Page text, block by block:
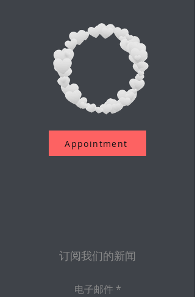
Appointment
订阅我们的新闻
电子邮件